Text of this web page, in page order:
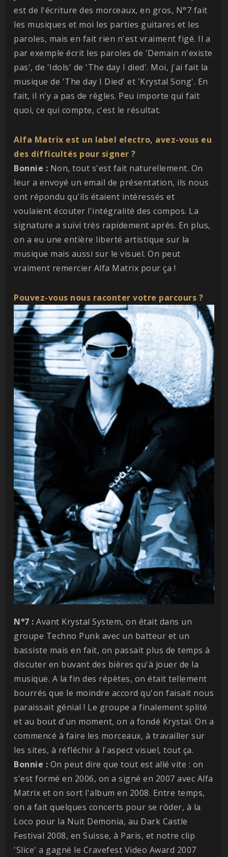
est de l'écriture des morceaux, en gros, N°7 fait
les musiques et moi les parties guitares et les
paroles, mais en fait rien n'est vraiment figé. Il a
par exemple écrit les paroles de 'Demain n'existe
pas', de 'Idols' de 'The day I died'. Moi, j'ai fait la
musique de 'The day I Died' et 'Krystal Song'. En
fait, il n'y a pas de règles. Peu importe qui fait
quoi, ce qui compte, c'est le résultat.
Alfa Matrix est un label electro, avez-vous eu
des difficultés pour signer ?
Bonnie : Non, tout s'est fait naturellement. On
leur a envoyé un email de présentation, ils nous
ont répondu qu'ils étaient intéressés et
voulaient écouter l'intégralité des compos. La
signature a suivi très rapidement après. En plus,
on a eu une entière liberté artistique sur la
musique mais aussi sur le visuel. On peut
vraiment remercier Alfa Matrix pour ça !
Pouvez-vous nous raconter votre parcours ?
N°7 : Avant Krystal System, on était dans un
groupe Techno Punk avec un batteur et un
bassiste mais en fait, on passait plus de temps à
discuter en buvant des bières qu'à jouer de la
musique. A la fin des répètes, on était tellement
bourrés que le moindre accord qu'on faisait nous
paraissait génial ! Le groupe a finalement splité
et au bout d'un moment, on a fondé Krystal. On a
commencé à faire les morceaux, à travailler sur
les sites, à réfléchir à l'aspect visuel, tout ça.
Bonnie : On peut dire que tout est allé vite : on
s'est formé en 2006, on a signé en 2007 avec Alfa
Matrix et on sort l'album en 2008. Entre temps,
on a fait quelques concerts pour se rôder, à la
Loco pour la Nuit Demonia, au Dark Castle
Festival 2008, en Suisse, à Paris, et notre clip
'Slice' a gagné le Cravefest Video Award 2007